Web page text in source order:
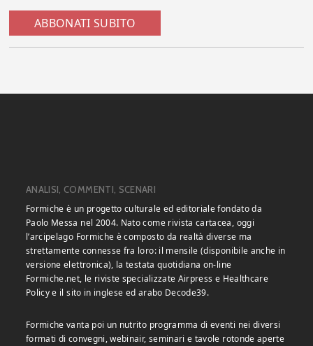
ABBONATI SUBITO
ANALISI, COMMENTI, SCENARI
Formiche è un progetto culturale ed editoriale fondato da
Paolo Messa nel 2004. Nato come rivista cartacea, oggi
l’arcipelago Formiche è composto da realtà diverse ma
strettamente connesse fra loro: il mensile (disponibile anche in
versione elettronica), la testata quotidiana on-line
Formiche.net, le riviste specializzate Airpress e Healthcare
Policy e il sito in inglese ed arabo Decode39.
Formiche vanta poi un nutrito programma di eventi nei diversi
formati di convegni, webinair, seminari e tavole rotonde aperte